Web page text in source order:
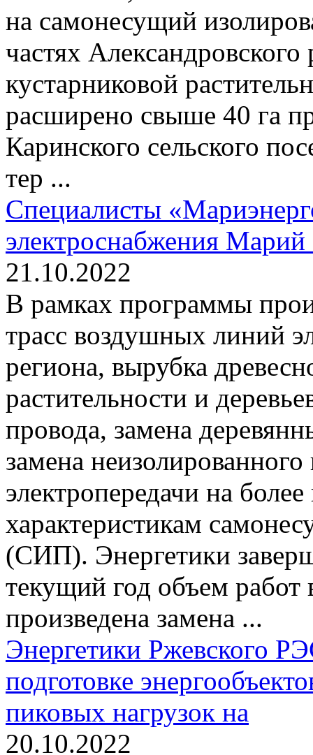
на самонесущий
частях
кустарниковой
расширено свыше 40 га
Каринского сельского
тер ...
Специалисты
электроснабжения
21.10.2022
В рамках программы
трасс воздушных линий
региона, вырубка
растительности и
провода, замена
замена
электропередачи на
характеристикам
(СИП). Энергетики
текущий год объем работ
произведена замена ...
Энергетики Ржевского
подготовке
пиковых нагрузок на
20.10.2022